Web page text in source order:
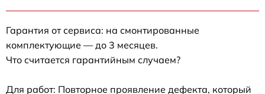
Гарантия от сервиса: на смонтированные
комплектующие — до 3 месяцев.
Что считается гарантийным случаем?
Для работ: Повторное проявление дефекта, который